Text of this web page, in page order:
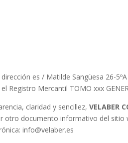
dirección es / Matilde Sangüesa 26-
Registro Mercantil TOMO xxx
claridad y sencillez,VELABER
otro documento informativo del
info@velaber.es